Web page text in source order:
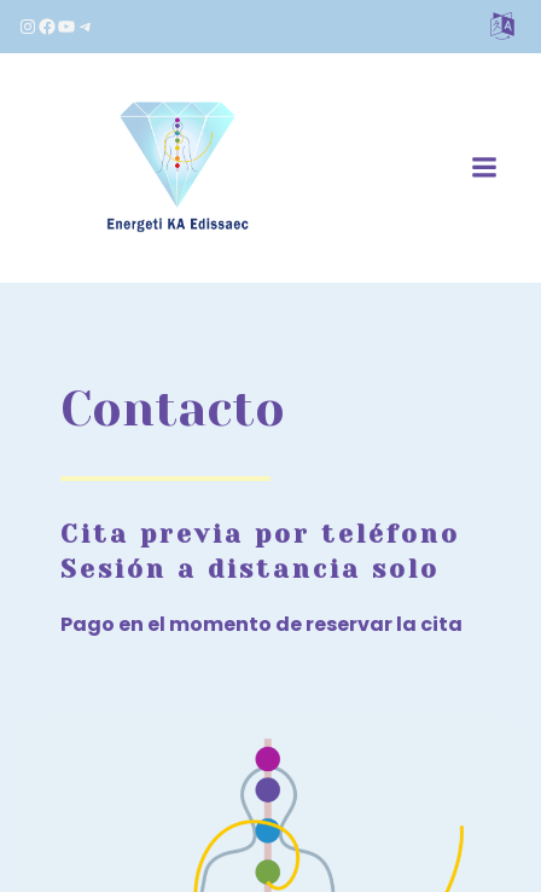
Instagram
Facebook
YouTube
Telegram
Contacto
Cita previa por teléfono
Sesión a distancia solo
Pago en el momento de reservar la cita